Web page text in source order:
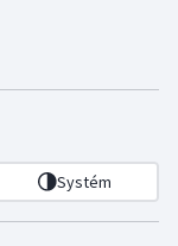
Systém